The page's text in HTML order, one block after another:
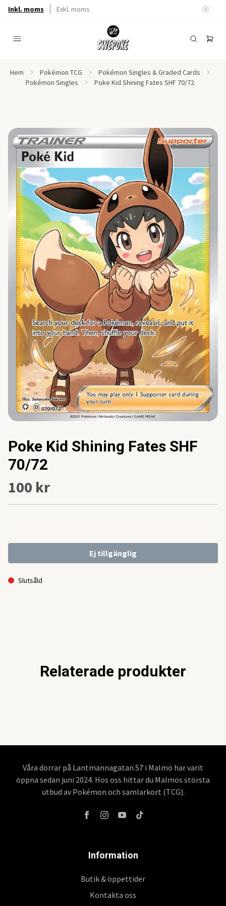
Inkl. moms Exkl. moms
Hem Pokémon TCG
Pokémon Singles & Graded Cards
Pokémon Singles
Poke Kid Shining Fates SHF 70/72
Poke Kid Shining Fates SHF
70/72
100 kr
Ej tillgänglig
Slutsåld
Relaterade produkter
Våra dörrar på Lantmannagatan 57 i Malmö har varit
öppna sedan juni 2024. Hos oss hittar du Malmös största
utbud av Pokémon och samlarkort (TCG).
Information
Butik & öppettider
Kontakta oss